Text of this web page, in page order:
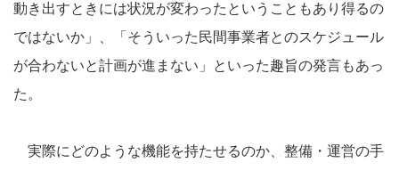
動き出すときには状況が変わったということもあり得るの
ではないか」、「そういった民間事業者とのスケジュール
が合わないと計画が進まない」といった趣旨の発言もあっ
た。
実際にどのような機能を持たせるのか、整備・運営の手